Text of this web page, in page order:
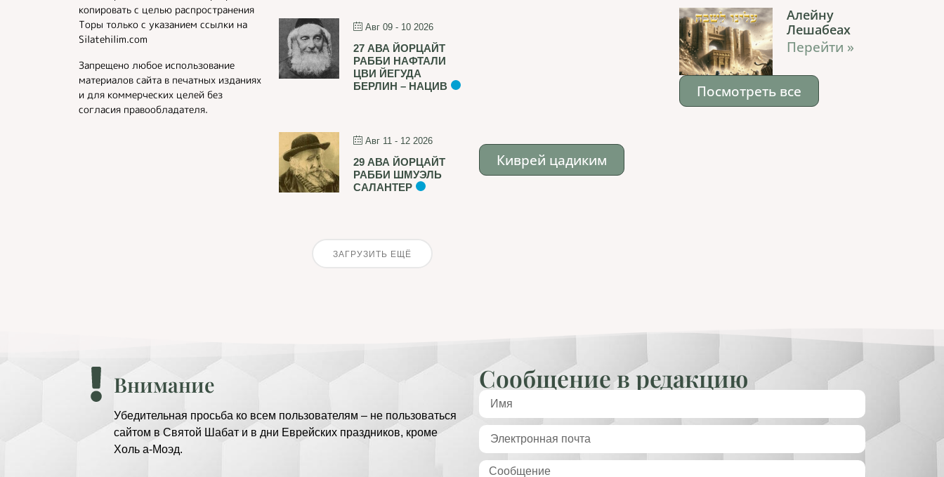
копировать с целью распространения
Торы только с указанием ссылки на
Silatehilim.com
Запрещено любое использование
материалов сайта в печатных изданиях
и для коммерческих целей без
согласия правообладателя.
Авг 09 - 10 2026
27 АВА ЙОРЦАЙТ
РАББИ НАФТАЛИ
ЦВИ ЙЕГУДА
БЕРЛИН – НАЦИВ
Авг 11 - 12 2026
29 АВА ЙОРЦАЙТ
РАББИ ШМУЭЛЬ
САЛАНТЕР
ЗАГРУЗИТЬ ЕЩЁ
Киврей цадиким
Алейну
Лешабеах
Перейти »
Посмотреть все
Внимание
Убедительная просьба ко всем пользователям – не пользоваться
сайтом в Святой Шабат и в дни Еврейских праздников, кроме
Холь а-Моэд.
Сообщение в редакцию